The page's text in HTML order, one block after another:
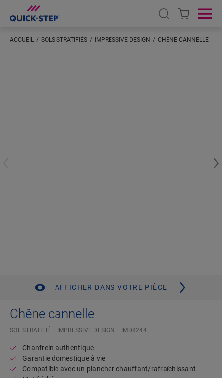
Open search
ACCUEIL SOLS STRATIFIÉS IMPRESSIVE DESIGN CHÊNE CANNELLE
AFFICHER DANS VOTRE PIÈCE
Chêne cannelle
SOL STRATIFIÉ IMPRESSIVE DESIGN IMD8244
Chanfrein authentique
Garantie domestique à vie
Compatible avec un plancher chauffant/rafraîchissant